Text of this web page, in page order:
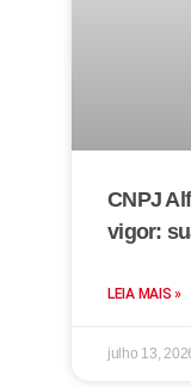
CNPJ
vigor:
LEIA MAIS »
julho 13,